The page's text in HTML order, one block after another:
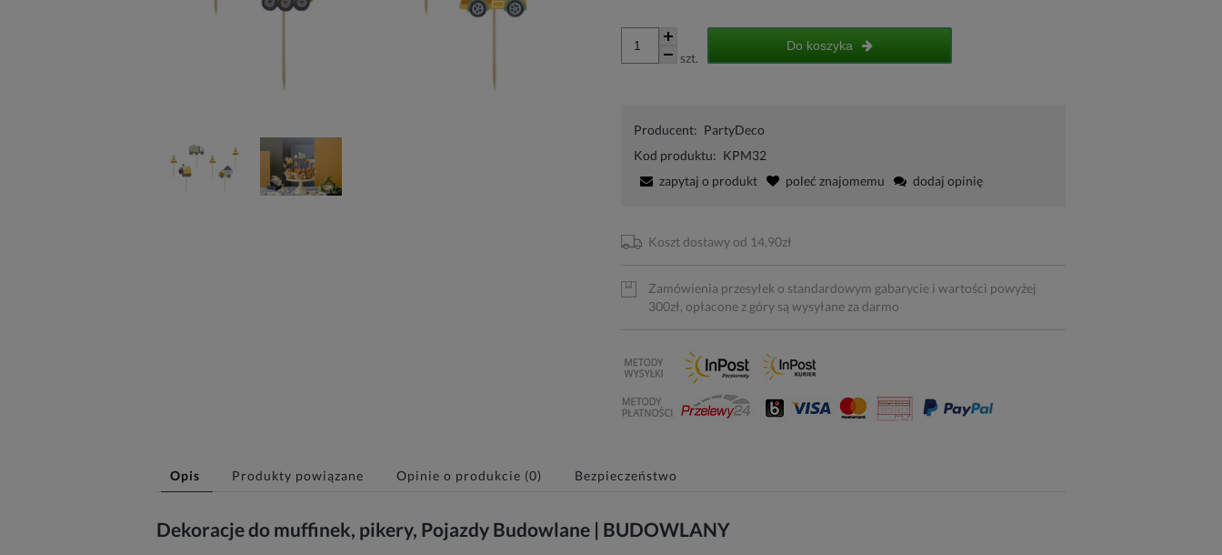
szt.
Do koszyka
Producent: PartyDeco
Kod produktu: KPM32
zapytaj o produkt
poleć znajomemu dodaj opinię
Koszt dostawy od 14,90zł
Zamówienia przesyłek o standardowym gabarycie i wartości powyżej
300zł, opłacone z góry są wysyłane za darmo
Opis Produkty powiązane Opinie o produkcie (0) Bezpieczeństwo
Dekoracje do muffinek, pikery, Pojazdy Budowlane | BUDOWLANY